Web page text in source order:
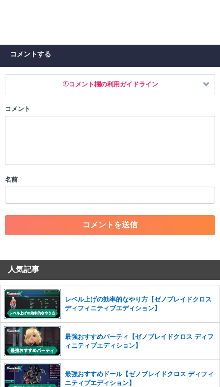
コメントする
コメント欄の利用ガイドライン
以下の書き込みを禁止とし、場合によってはコメント削除や書き込み制
・一度削除された投稿を再び投稿すること
・アカウントの売買など金銭が絡む内容の投稿
・各ゲームのネタバレを含む内容の投稿
・その他、管理者が不適切と判断した投稿
コメントの削除を申請する
せていただきます。ご了承ください。
※一度削除したコメントは復元ができませんのでご注意くだ
さい。
また、過度な利用規約の違反や、弊社に損害の及ぶ内容の書き込みがあ
った場合は、法的措置をとらせていただく場合もございますので、あら
かじめご理解くださいませ。
コメント
名前
人気記事
レベル上げの効率的なやり方【ゼノブレイドクロス
ディフィニティブエディション】
最強おすすめパーティ【ゼノブレイドクロス ディフ
ィニティブエディション】
最強おすすめドール【ゼノブレイドクロス ディフィ
ニティブエディション】